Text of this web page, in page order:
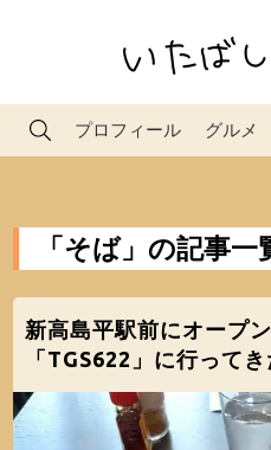
プロフィール グルメ
「そば」の記事一
新高島平駅前にオープ
「TGS622」に行ってき